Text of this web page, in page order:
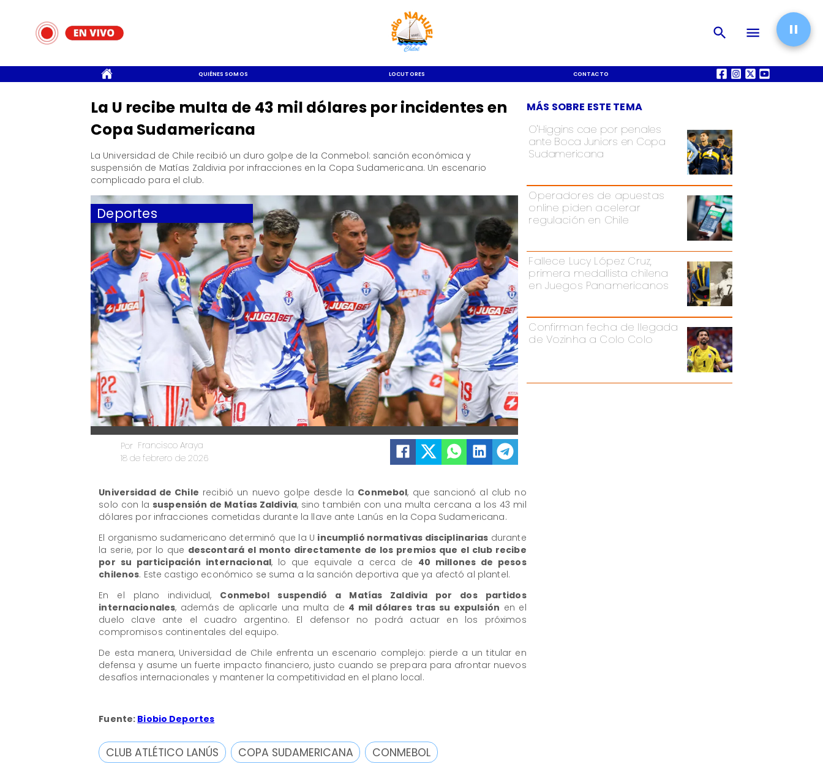
QUIÉNES SOMOS LOCUTORES CONTACTO QUIÉNES SOMOS
Deportes
Francisco Araya
Por
18 de febrero de 2026
O'Higgins cae por penales
ante Boca Juniors en Copa
Sudamericana
Operadores de apuestas
online piden acelerar
regulación en Chile
Fallece Lucy López Cruz,
primera medallista chilena
en Juegos Panamericanos
Confirman fecha de llegada
de Vozinha a Colo Colo
MÁS SOBRE ESTE TEMA
La U recibe multa de 43 mil dólares por incidentes en
Copa Sudamericana
La Universidad de Chile recibió un duro golpe de la Conmebol: sanción económica y
suspensión de Matías Zaldivia por infracciones en la Copa Sudamericana. Un escenario
complicado para el club.
Universidad de Chile recibió un nuevo golpe desde la Conmebol, que sancionó al club no
solo con lasuspensión de Matías Zaldivia, sino también con una multa cercana a los 43 mil
dólares por infracciones cometidas durante la llave ante Lanús en la Copa Sudamericana.
​El organismo sudamericano determinó que la U incumplió normativas disciplinarias durante
la serie, por lo que descontará el monto directamente de los premios que el club recibe
por su participación internacional, lo que equivale a cerca de 40 millones de pesos
chilenos. Este castigo económico se suma a la sanción deportiva que ya afectó al plantel.
En el plano individual, Conmebol suspendió a Matías Zaldivia por dos partidos
internacionales, además de aplicarle una multa de 4 mil dólares tras su expulsión en el
duelo clave ante el cuadro argentino. El defensor no podrá actuar en los próximos
compromisos continentales del equipo.
De esta manera, Universidad de Chile enfrenta un escenario complejo: pierde a un titular en
defensa y asume un fuerte impacto financiero, justo cuando se prepara para afrontar nuevos
desafíos internacionales y mantener la competitividad en el plano local.
Fuente: Biobio Deportes
CLUB ATLÉTICO LANÚS COPA SUDAMERICANA
CONMEBOL